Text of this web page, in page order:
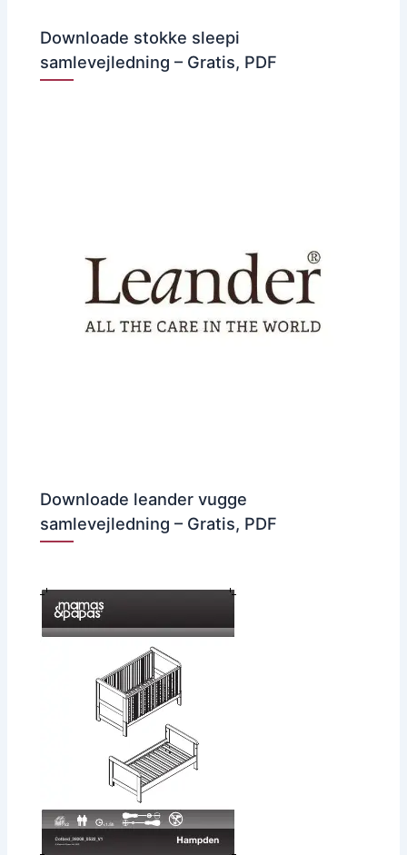
Downloade stokke sleepi
samlevejledning – Gratis, PDF
Downloade leander vugge
samlevejledning – Gratis, PDF